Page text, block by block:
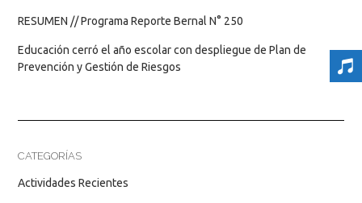
RESUMEN // Programa Reporte Bernal N° 250
Educación cerró el año escolar con despliegue de Plan de
Prevención y Gestión de Riesgos
CATEGORÍAS
Actividades Recientes